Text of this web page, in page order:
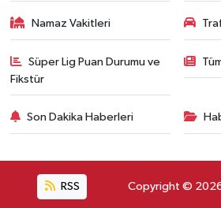
Namaz Vakitleri
Süper Lig Puan Durumu ve
Fikstür
Son Dakika Haberleri
RSS Copyright © 2026.